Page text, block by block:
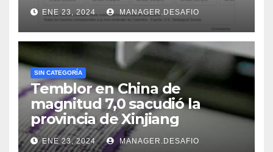
ENE 23, 2024 MANAGER.DESAFIO
SIN CATEGORÍA
Temblor en China de
magnitud 7,0 sacudió la
provincia de Xinjiang
ENE 23, 2024 MANAGER.DESAFIO